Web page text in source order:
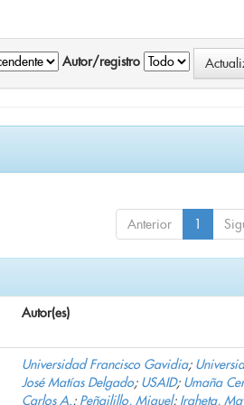
Autor/registro
Anterior 1
Autor(es)
Universidad Francisco Gavidia;
José Matías Delgado; USAID; Umaña
Carlos A.; Peñailillo, Miguel; Iraheta,